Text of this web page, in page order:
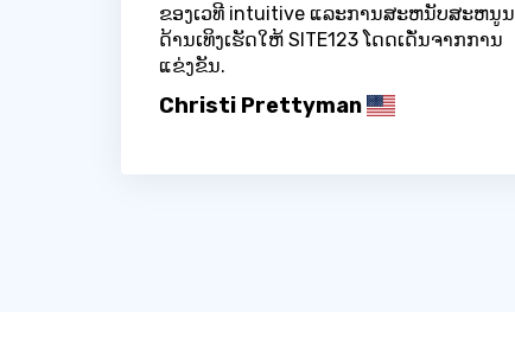
ຂອງເວທີ intuitive ແລະການສະຫນັບສະຫນູນ
ດ້ານເທິງເຮັດໃຫ້ SITE123 ໂດດເດັ່ນຈາກການ
ແຂ່ງຂັນ.
Christi Prettyman